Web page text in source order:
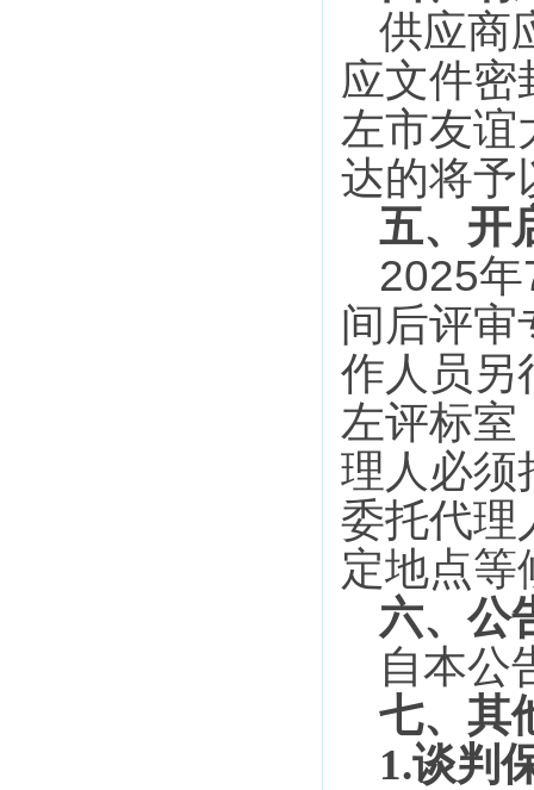
供应商
应文件密
左市友谊
达的将予
五、开
2025年
间后评审
作人员另
左评标室
理人必须
委托代理
定地点等
六、公
自本公
七、其
1.谈判